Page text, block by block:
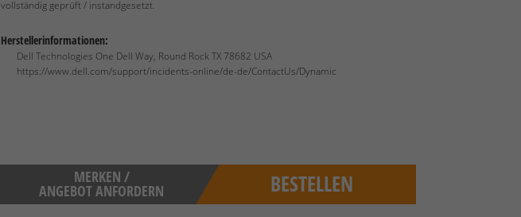
vollständig geprüft / instandgesetzt.
Herstellerinformationen:
Dell Technologies One Dell Way, Round Rock TX 78682 USA
https://www.dell.com/support/incidents-online/de-de/ContactUs/Dynamic
MERKEN /
ANGEBOT ANFORDERN BESTELLEN